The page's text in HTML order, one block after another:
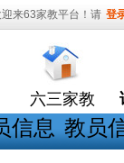
来63家教平台！请 登
六三家教
信息 教员